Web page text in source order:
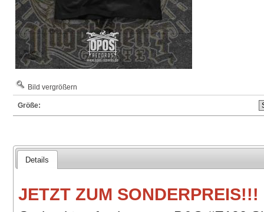
Bild vergrößern
Größe:
Details
JETZT ZUM SONDERPREIS!!!